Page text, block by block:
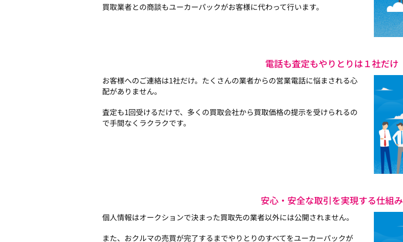
買取業者との商談もユーカーパックがお客様に代わって行います。
電話も査定もやりとりは１社だけ
お客様へのご連絡は1社だけ。たくさんの業者からの営業電話に悩まされる心
配がありません。
査定も1回受けるだけで、多くの買取会社から買取価格の提示を受けられるの
で手間なくラクラクです。
安心・安全な取引を実現する仕組み
個人情報はオークションで決まった買取先の業者以外には公開されません。
また、おクルマの売買が完了するまでやりとりのすべてをユーカーパックが